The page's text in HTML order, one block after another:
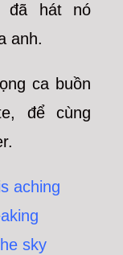
đã hát nó
anh.
ca buồn
để cùng
aching
sky